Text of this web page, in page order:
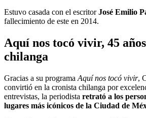
Estuvo casada con el escritorJosé Emilio
fallecimiento de este en 2014.
Aquí nos tocó vivir, 45
chilanga
Gracias a su programa Aquí nos tocó vivir,
convirtió en la cronista chilanga por
entrevistas, la periodista retrató a los
lugares más icónicos de la Ciudad de